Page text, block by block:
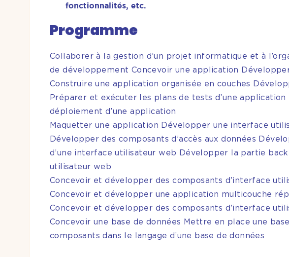
fonctionnalités, etc.
Programme
Collaborer à la gestion d’un projet informatique et à
de développement Concevoir une application
Construire une application organisée en couches
Préparer et exécuter les plans de tests d’une
déploiement d’une application
Maquetter une application Développer une interface
Développer des composants d’accès aux données
d’une interface utilisateur web Développer la partie
utilisateur web
Concevoir et développer des composants d’interface
Concevoir et développer une application multicouche
Concevoir et développer des composants d’interface
Concevoir une base de données Mettre en place une
composants dans le langage d’une base de données